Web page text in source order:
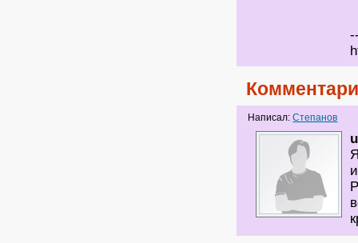
Написал:Степанов